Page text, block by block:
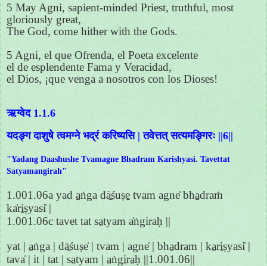
5 May Agni, sapient-minded Priest, truthful, most
gloriously great,
The God, come hither with the Gods.
5 Agni, el que Ofrenda, el Poeta excelente
el de esplendente Fama y Veracidad,
el Dios, ¡que venga a nosotros con los Dioses!
ऋग्वेद 1.1.6
यदङ्ग दाशुषे त्वमग्ने भद्रं करिष्यसि | तवेत्तत् सत्यमङ्गिरः ||6||
"Yadang Daashushe Tvamagne Bhadram Karishyasi. Tavettat
Satyamangirah"
1.001.06a yad a̱ṅga dā̱śuṣe̱ tvam agne̍ bha̱draṁ
ka̍ri̱ṣyasi̍ |
1.001.06c tavet tat sa̱tyam a̍ṅgiraḥ ||
yat | a̱ṅga | dā̱śuṣe̍ | tvam | agne̍ | bha̱dram | ka̱ri̱ṣyasi̍ |
tava̍ | it | tat | sa̱tyam | a̱ṅgi̱ra̱ḥ ||1.001.06||